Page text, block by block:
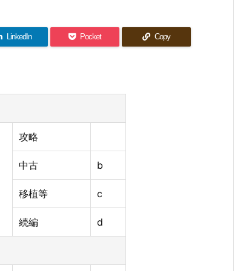
LinkedIn Pocket Copy
攻略
中古 b
移植等 c
続編 d